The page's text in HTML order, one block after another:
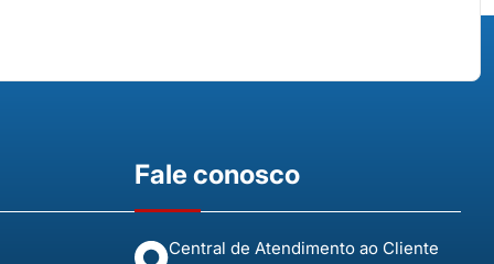
Fale conosco
Central de Atendimento ao Cliente